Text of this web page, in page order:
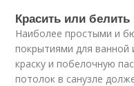
Красить или
Наиболее простыми и
покрытиями для ванной
краску и побелочную
потолок в санузле